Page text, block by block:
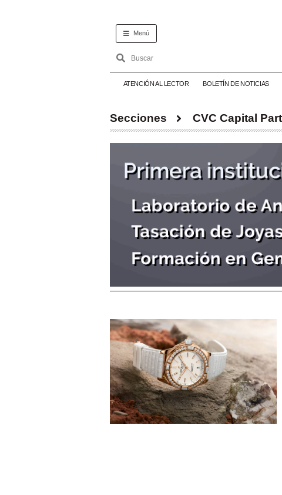
Menú
ATENCIÓN AL LECTOR BOLETÍN DE NOTICIAS
Secciones CVC Capital